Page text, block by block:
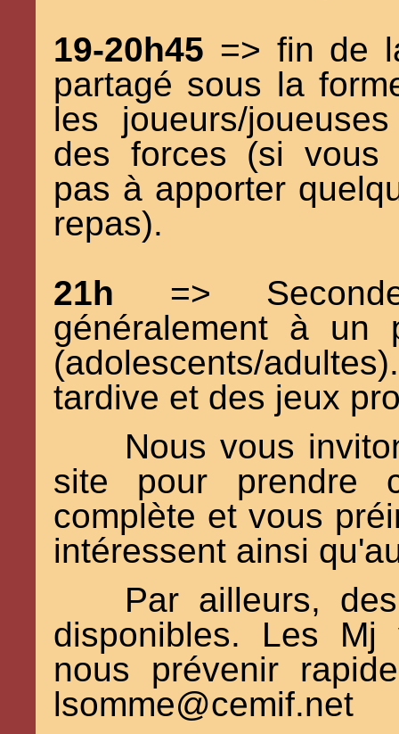
19-20h45 => fin de
partagé sous la
les joueurs/
des forces (si vous
pas à apporter
repas).
21h =>
généralement à un
(adolescents/
tardive et des jeux
Nous vous
site pour prendre
complète et vous
intéressent ainsi
Par ailleurs,
disponibles. Les
nous prévenir
lsomme@cemif.net